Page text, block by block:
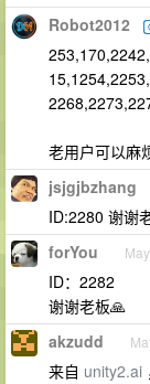
Robot2012
老用户可以麻
jsjgjbzhang
ID:2280 谢谢
forYou
ID：2282
谢谢老板🙏
akzudd
来自 unity2.ai